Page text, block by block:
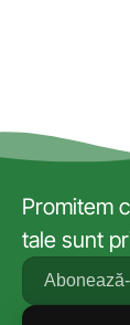
Promitem
tale sunt